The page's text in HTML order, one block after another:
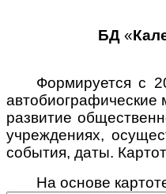
БД «
Формируется с
развитие
учреждениях,
события, даты.
На основе